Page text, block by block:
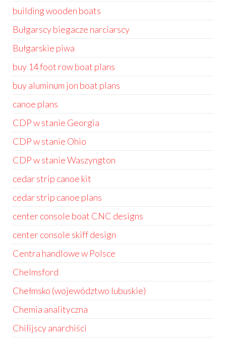
building wooden boats
Bułgarscy biegacze narciarscy
Bułgarskie piwa
buy 14 foot row boat plans
buy aluminum jon boat plans
canoe plans
CDP w stanie Georgia
CDP w stanie Ohio
CDP w stanie Waszyngton
cedar strip canoe kit
cedar strip canoe plans
center console boat CNC designs
center console skiff design
Centra handlowe w Polsce
Chelmsford
Chełmsko (województwo lubuskie)
Chemia analityczna
Chilijscy anarchiści